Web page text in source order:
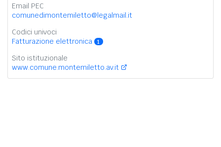
Email PEC
comunedimontemiletto@legalmail.it
Codici univoci
Fatturazione elettronica
1
Sito istituzionale
www.comune.montemiletto.av.it